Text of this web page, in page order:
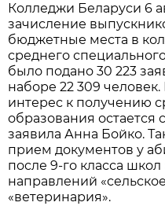
Колледжи Беларуси 6
зачисление
бюджетные места в
среднего
было подано 30 223
наборе 22 309
интерес к получению
образования остается
заявила Анна Бойко.
прием документов у
после 9-го класса
направлений
«ветеринария».